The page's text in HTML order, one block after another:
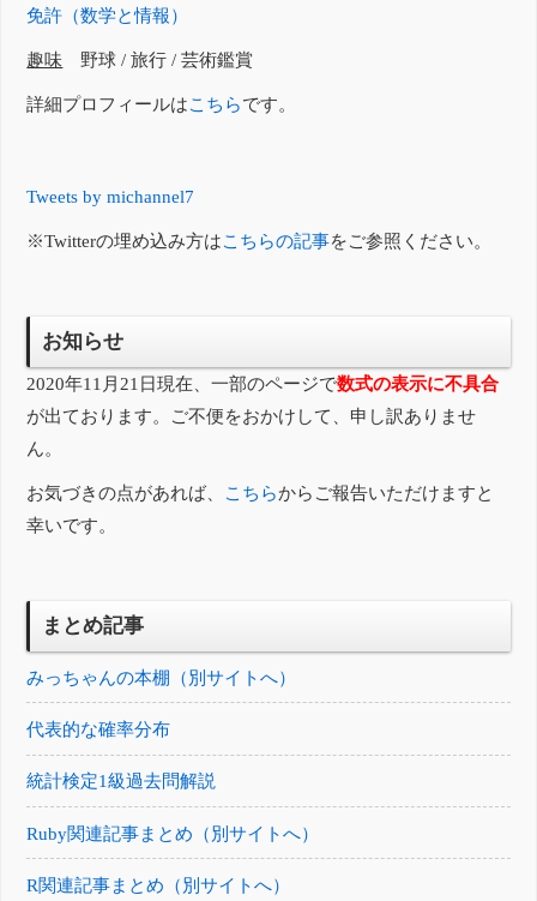
免許（数学と情報）
趣味 野球 / 旅行 / 芸術鑑賞
詳細プロフィールはこちらです。
Tweets by michannel7
※Twitterの埋め込み方はこちらの記事をご参照ください。
お知らせ
2020年11月21日現在、一部のページで数式の表示に不具合
が出ております。ご不便をおかけして、申し訳ありませ
ん。
お気づきの点があれば、 こちらからご報告いただけますと
幸いです。
まとめ記事
みっちゃんの本棚（別サイトへ）
代表的な確率分布
統計検定1級過去問解説
Ruby関連記事まとめ（別サイトへ）
R関連記事まとめ（別サイトへ）